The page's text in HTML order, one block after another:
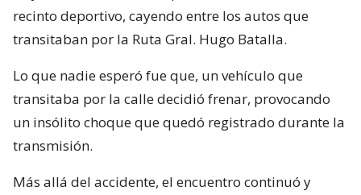
recinto deportivo, cayendo entre los autos que
transitaban por la Ruta Gral. Hugo Batalla.
Lo que nadie esperó fue que, un vehículo que
transitaba por la calle decidió frenar, provocando
un insólito choque que quedó registrado durante la
transmisión.
Más allá del accidente, el encuentro continuó y